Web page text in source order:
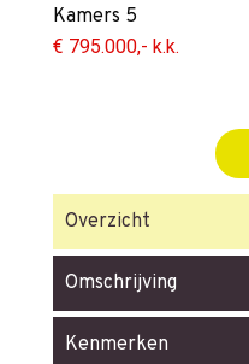
Kamers 5
€ 795.000,- k.k.
Overzicht
Omschrijving
Kenmerken